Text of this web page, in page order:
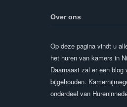
Over ons
Op deze pagina vindt u
het huren van kamers in
Daarnaast zal er een blog
bijgehouden.
onderdeel van